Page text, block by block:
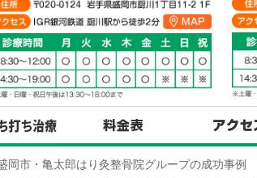
岡市・亀太郎はり灸整骨院グループの成功事例